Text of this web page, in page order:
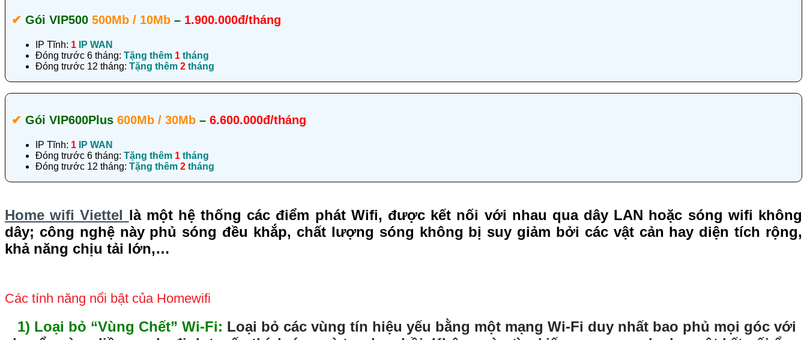
✔‎ Gói VIP500 500Mb / 10Mb – 1.900.000đ/tháng
IP Tĩnh: 1 IP WAN
Đóng trước 6 tháng: Tặng thêm 1 tháng
Đóng trước 12 tháng: Tặng thêm 2 tháng
✔‎ Gói VIP600Plus 600Mb / 30Mb – 6.600.000đ/tháng
IP Tĩnh: 1 IP WAN
Đóng trước 6 tháng: Tặng thêm 1 tháng
Đóng trước 12 tháng: Tặng thêm 2 tháng
Home wifi Viettel là một hệ thống các điểm phát Wifi, được kết nối với nhau qua dây LAN hoặc sóng wifi không
dây; công nghệ này phủ sóng đều khắp, chất lượng sóng không bị suy giảm bởi các vật cản hay diện tích rộng,
khả năng chịu tải lớn,…
Các tính năng nổi bật của Homewifi
1) Loại bỏ “Vùng Chết” Wi-Fi: Loại bỏ các vùng tín hiệu yếu bằng một mạng Wi-Fi duy nhất bao phủ mọi góc với